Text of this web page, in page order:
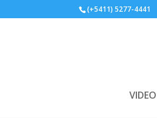
(+5411) 5277-4441
VIDEO